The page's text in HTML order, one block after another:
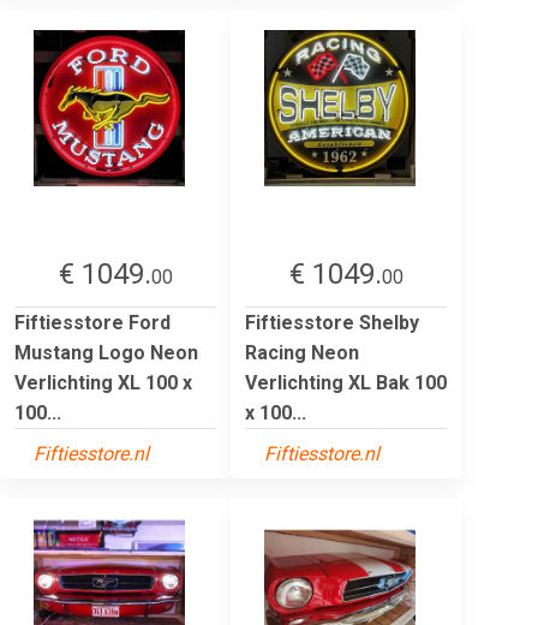
€ 1049.00
Fiftiesstore Ford
Mustang Logo Neon
Verlichting XL 100 x
100...
Fiftiesstore.nl
€ 1049.00
Fiftiesstore Shelby
Racing Neon
Verlichting XL Bak 100
x 100...
Fiftiesstore.nl